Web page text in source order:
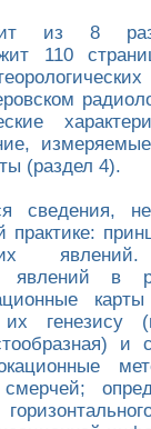
из 8
110
измеряемые
(раздел 4).
сведения,
явлений в
генезису
и